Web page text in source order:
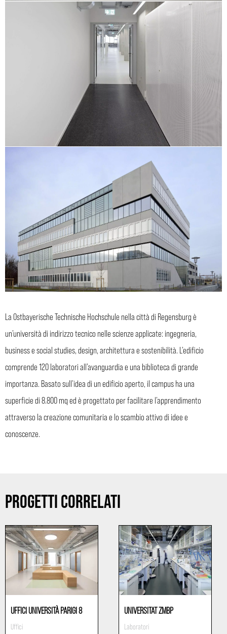
La Ostbayerische Technische Hochschule nella città di Regensburg è
un’università di indirizzo tecnico nelle scienze applicate: ingegneria,
business e social studies, design, architettura e sostenibilità. L’edificio
comprende 120 laboratori all’avanguardia e una biblioteca di grande
importanza. Basato sull’idea di un edificio aperto, il campus ha una
superficie di 8.800 mq ed è progettato per facilitare l’apprendimento
attraverso la creazione comunitaria e lo scambio attivo di idee e
conoscenze.
PROGETTI CORRELATI
UFFICI UNIVERSITÀ PARIGI 8
Uffici
UNIVERSITAT ZMBP
Laboratori